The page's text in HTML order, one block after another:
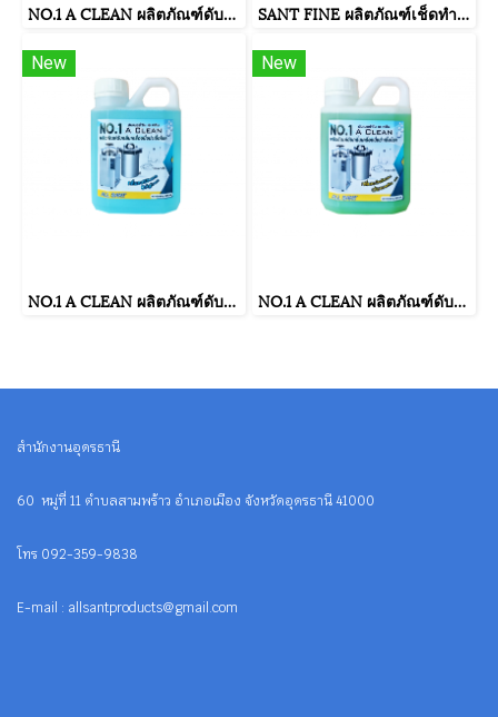
NO.1 A CLEAN ผลิตภัณฑ์ดับกลิ่นเครื่องนึ่งฆ่าเชื้อโรค กลิ่นฟรุ๊ตตี้ ขนาดบรรจุ 500 มิลลิลิตร SANT FINE ผลิตภัณฑ์เช็ดทำความสะอาดฝารองนั่งและสุขภัณฑ์ กลิ่นตะไคร้หอม ขนาดบรรจุ 30 มล.
New
NO.1 A CLEAN ผลิตภัณฑ์ดับกลิ่นเครื่องนึ่งฆ่าเชื้อโรค กลิ่นออริจินอล ขนาดบรรจุ 500 มิลลิลิตร
New
NO.1 A CLEAN ผลิตภัณฑ์ดับกลิ่นเครื่องนึ่งฆ่าเชื้อโรค กลิ่นตะไคร้หอม ขนาดบรรจุ 500 มิลลิลิตร
สำนักงานอุดรธานี
60 หมู่ที่ 11 ตำบลสามพร้าว อำเภอเมือง จังหวัดอุดรธานี 41000
โทร 092-359-9838
E-mail : allsantproducts@gmail.com